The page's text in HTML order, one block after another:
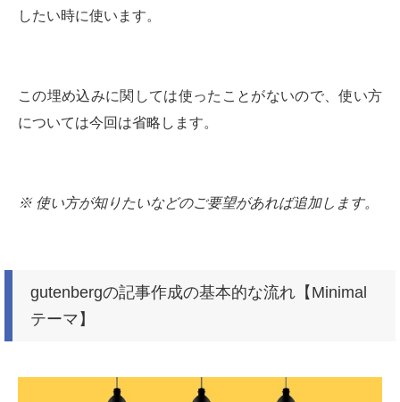
したい時に使います。
この埋め込みに関しては使ったことがないので、使い方
については今回は省略します。
※ 使い方が知りたいなどのご要望があれば追加します。
gutenbergの記事作成の基本的な流れ 【Minimal
テーマ】